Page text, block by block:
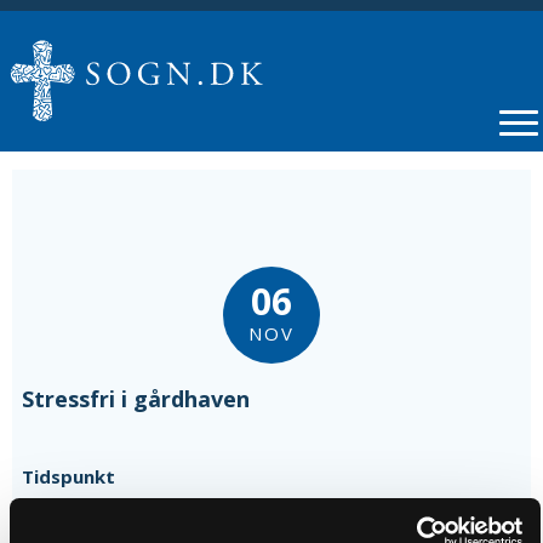
06
NOV
Stressfri i gårdhaven
Tidspunkt